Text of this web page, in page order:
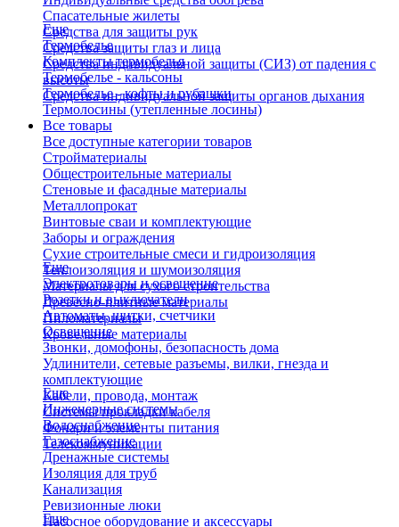
Спасательные жилеты
Средства для защиты рук
Средства защиты глаз и лица
Средства индивидуальной защиты (СИЗ) от падения с
высоты
Средства индивидуальной защиты органов дыхания
Еще
Термобелье
Комплекты термобелья
Термобелье - кальсоны
Термобелье - кофты и рубашки
Термолосины (утепленные лосины)
Все товары
Все доступные категории товаров
Стройматериалы
Общестроительные материалы
Стеновые и фасадные материалы
Металлопрокат
Винтовые сваи и комплектующие
Заборы и ограждения
Сухие строительные смеси и гидроизоляция
Теплоизоляция и шумоизоляция
Материалы для сухого строительства
Древесно-плитные материалы
Пиломатериалы
Кровельные материалы
Еще
Электротовары и освещение
Розетки и выключатели
Автоматы, щитки, счетчики
Освещение
Звонки, домофоны, безопасность дома
Удлинители, сетевые разъемы, вилки, гнезда и
комплектующие
Кабели, провода, монтаж
Системы прокладки кабеля
Фонари и элементы питания
Телекоммуникации
Еще
Инженерные системы
Водоснабжение
Газоснабжение
Дренажные системы
Изоляция для труб
Канализация
Ревизионные люки
Насосное оборудование и аксессуары
Еще